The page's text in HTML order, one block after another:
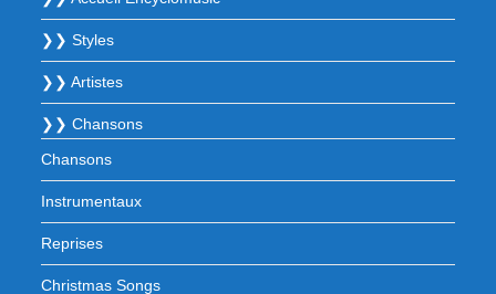
❯❯ Styles
❯❯ Artistes
❯❯ Chansons
Chansons
Instrumentaux
Reprises
Christmas Songs